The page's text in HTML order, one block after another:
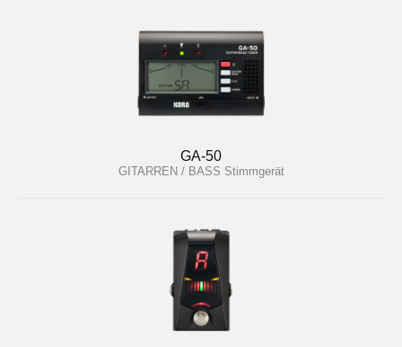
GA-50
GITARREN / BASS Stimmgerät